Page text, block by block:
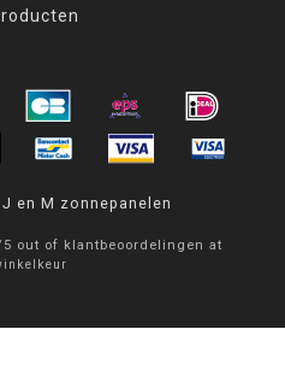
en M zonnepanelen
5 out of klantbeoordelingen at